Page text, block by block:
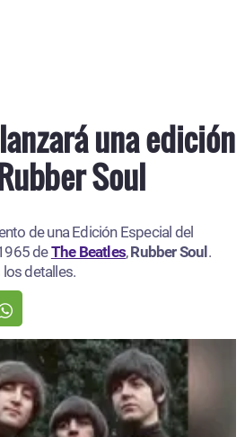
una edición
Soul
de una Edición Especial del
deThe Beatles,Rubber Soul .
detalles.